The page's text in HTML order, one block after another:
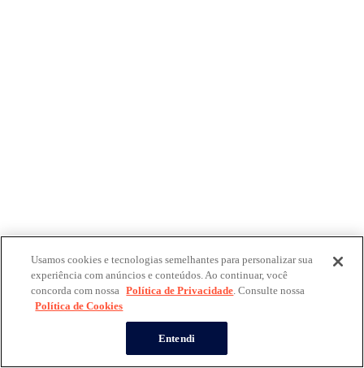
Usamos cookies e tecnologias semelhantes para personalizar sua
experiência com anúncios e conteúdos. Ao continuar, você
concorda com nossa Política de Privacidade. Consulte nossa
Política de Cookies
Entendi